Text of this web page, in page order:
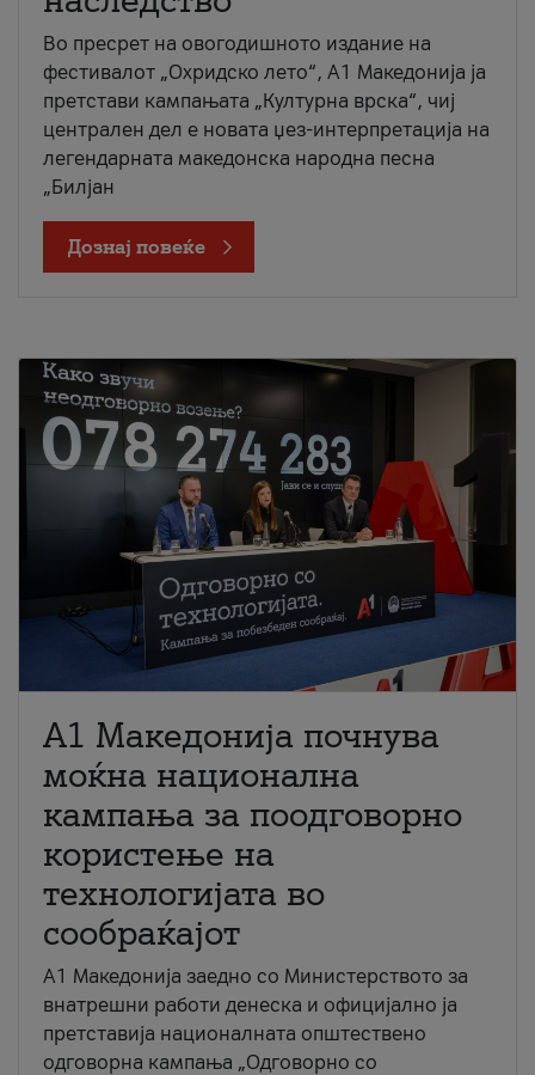
Во пресрет на овогодишното издание на
фестивалот „Охридско лето“, А1 Македонија ја
претстави кампањата „Културна врска“, чиј
централен дел е новата џез-интерпретација на
легендарната македонска народна песна
„Билјан
Дознај повеќе
A1 Македонија почнува
моќна национална
кампања за поодговорно
користење на
технологијата во
сообраќајот
A1 Македонија заедно со Министерството за
внатрешни работи денеска и официјално ја
претставија националната општествено
одговорна кампања „Одговорно со